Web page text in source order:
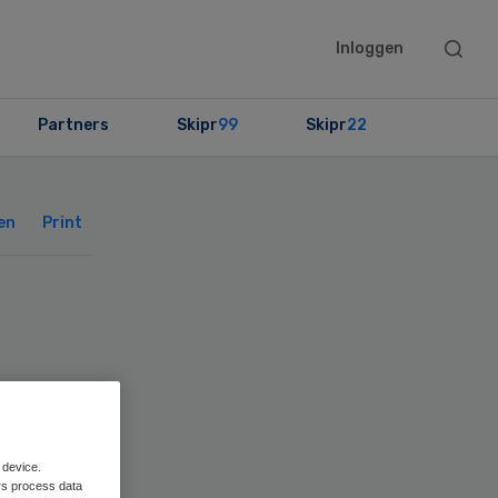
Inloggen
Search
Partners Skipr99 Skipr22
Print
process data